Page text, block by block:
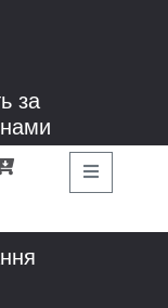
за
77-86
44-88